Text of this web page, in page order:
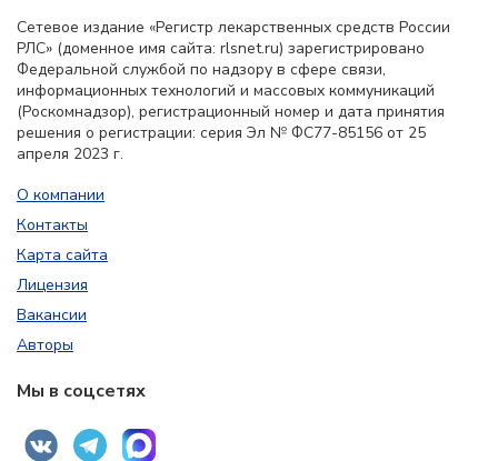
Сетевое издание «Регистр лекарственных средств России
РЛС» (доменное имя сайта: rlsnet.ru) зарегистрировано
Федеральной службой по надзору в сфере связи,
информационных технологий и массовых коммуникаций
(Роскомнадзор), регистрационный номер и дата принятия
решения о регистрации: серия Эл № ФС77-85156 от 25
апреля 2023 г.
О компании
Контакты
Карта сайта
Лицензия
Вакансии
Авторы
Мы в соцсетях